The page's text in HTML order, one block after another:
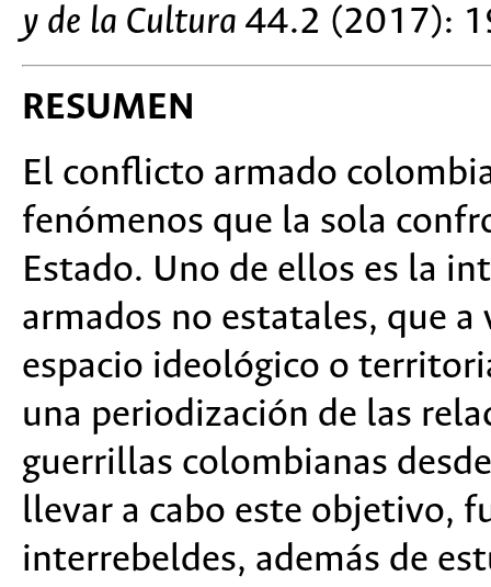
y de la Cultura 44.2 (2017):
RESUMEN
El conflicto armado
fenómenos que la sola
Estado. Uno de ellos es la
armados no estatales, que
espacio ideológico o
una periodización de las
guerrillas colombianas
llevar a cabo este objetivo,
interrebeldes, además de